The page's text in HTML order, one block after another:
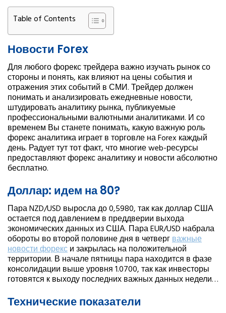
Table of Contents
Новости Forex
Для любого форекс трейдера важно изучать рынок со
стороны и понять, как влияют на цены события и
отражения этих событий в СМИ. Трейдер должен
понимать и анализировать ежедневные новости,
штудировать аналитику рынка, публикуемые
профессиональными валютными аналитиками. И со
временем Вы станете понимать, какую важную роль
форекс аналитика играет в торговле на Forex каждый
день. Радует тут тот факт, что многие web-ресурсы
предоставляют форекс аналитику и новости абсолютно
бесплатно.
Доллар: идем на 80?
Пара NZD/USD выросла до 0,5980, так как доллар США
остается под давлением в преддверии выхода
экономических данных из США. Пара EUR/USD набрала
обороты во второй половине дня в четвергважные
новости форекси закрылась на положительной
территории. В начале пятницы пара находится в фазе
консолидации выше уровня 1.0700, так как инвесторы
готовятся к выходу последних важных данных недели…
Технические показатели